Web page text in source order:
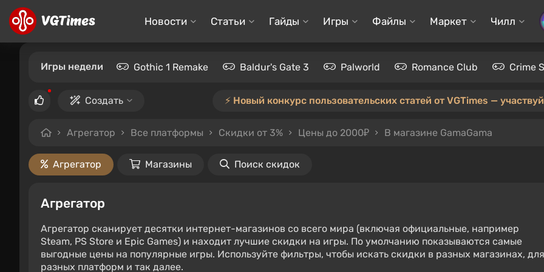
Новости Статьи Гайды Игры Файлы Маркет Чилл
Игры недели Gothic 1 Remake Baldur's Gate 3 Palworld Romance Club Crime
Создать ⚡️ Новый конкурс пользовательских статей от VGTimes —
Агрегатор Все платформы Скидки от 3% Цены до 2000₽ В магазине GamaGama
Агрегатор Магазины Поиск скидок
Агрегатор
Агрегатор сканирует десятки интернет-магазинов со всего мира (включая официальные, например
Steam, PS Store и Epic Games) и находит лучшие скидки на игры. По умолчанию показываются самые
выгодные цены на популярные игры. Используйте фильтры, чтобы искать скидки в разных магазинах, для
разных платформ и так далее.